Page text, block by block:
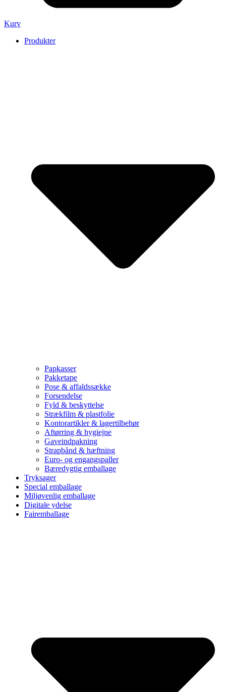
Kurv
Produkter
Papkasser
Pakketape
Pose & affaldssække
Forsendelse
Fyld & beskyttelse
Strækfilm & plastfolie
Kontorartikler & lagertilbehør
Aftørring & hygiejne
Gaveindpakning
Strapbånd & hæftning
Euro- og engangspaller
Bæredygtig emballage
Tryksager
Special emballage
Miljøvenlig emballage
Digitale ydelse
Fairemballage